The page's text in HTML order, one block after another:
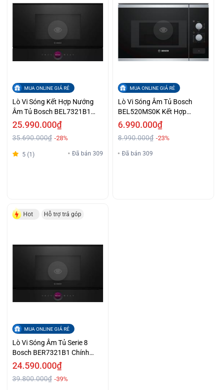
MUA ONLINE GIÁ RẺ
Lò Vi Sóng Kết Hợp Nướng
Âm Tủ Bosch BEL7321B1
Series 8 Điều Khiển Cảm Ứng
Giá Siêu Ưu Đãi
25.990.000₫
35.690.000₫ -28%
5 (1) Đã bán 309
MUA ONLINE GIÁ RẺ
Lò Vi Sóng Âm Tủ Bosch
BEL520MS0K Kết Hợp
Nướng Dung tích 20L Giá Cả
6.990.000₫
8.990.000₫ -23%
Đã bán 309
Hot Hỗ trợ trả góp
MUA ONLINE GIÁ RẺ
Lò Vi Sóng Âm Tủ Serie 8
Bosch BER7321B1 Chính
Hãng Giá Tốt
24.590.000₫
39.800.000₫ -39%